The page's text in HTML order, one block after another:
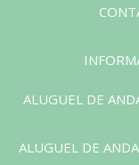
ALUGUEL DE
ALUGUEL DE